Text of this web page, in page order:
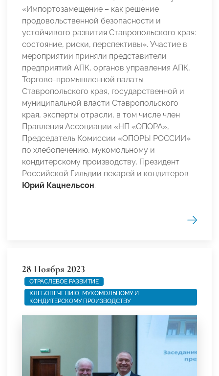
«Импортозамещение – как решение
продовольственной безопасности и
устойчивого развития Ставропольского края:
состояние, риски, перспективы». Участие в
мероприятии приняли представители
предприятий АПК, органов управления АПК,
Торгово-промышленной палаты
Ставропольского края, государственной и
муниципальной власти Ставропольского
края, эксперты отрасли, в том числе член
Правления Ассоциации «НП «ОПОРА»,
Председатель Комиссии «ОПОРЫ РОССИИ»
по хлебопечению, мукомольному и
кондитерскому производству, Президент
Российской Гильдии пекарей и кондитеров
Юрий Кацнельсон.
28 Ноября 2023
ОТРАСЛЕВОЕ РАЗВИТИЕ
ХЛЕБОПЕЧЕНИЮ, МУКОМОЛЬНОМУ И
КОНДИТЕРСКОМУ ПРОИЗВОДСТВУ